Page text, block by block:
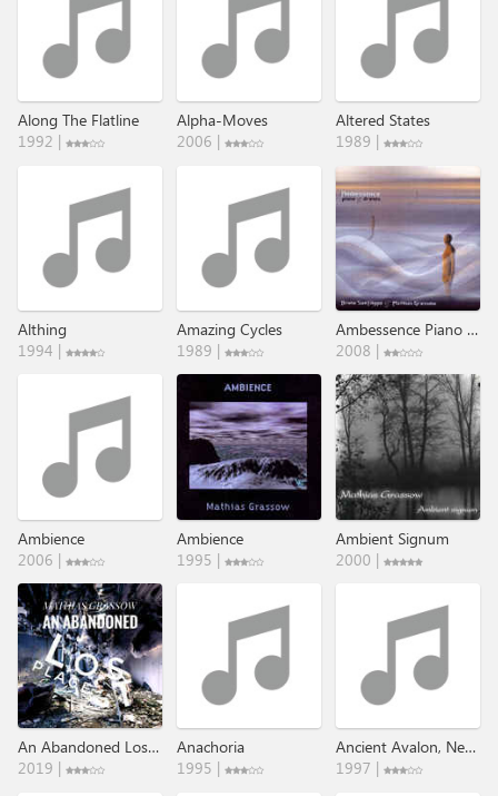
Along The Flatline
1992 |
Alpha-Moves
2006 |
Altered States
1989 |
Althing
1994 |
Amazing Cycles
1989 |
Ambessence Piano & Drones
2008 |
Ambience
2006 |
Ambience
1995 |
Ambient Signum
2000 |
An Abandoned Lost Place​.​.​.​.​.
2019 |
Anachoria
1995 |
Ancient Avalon, New Jerusalem III
1997 |